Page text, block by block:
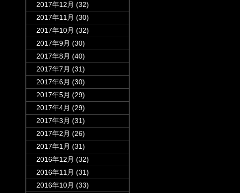
2017年12月 (32)
2017年11月 (30)
2017年10月 (32)
2017年9月 (30)
2017年8月 (40)
2017年7月 (31)
2017年6月 (30)
2017年5月 (29)
2017年4月 (29)
2017年3月 (31)
2017年2月 (26)
2017年1月 (31)
2016年12月 (32)
2016年11月 (31)
2016年10月 (33)